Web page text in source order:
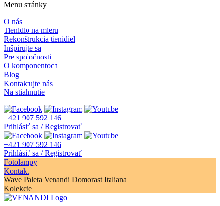
Menu stránky
O nás
Tienidlo na mieru
Rekonštrukcia tienidiel
Inšpirujte sa
Pre spoločnosti
O komponentoch
Blog
Kontaktujte nás
Na stiahnutie
+421 907 592 146
Prihlásiť sa / Registrovať
+421 907 592 146
Prihlásiť sa / Registrovať
Fotolampy
Kontakt
Wave Paleta Venandi Domorast Italiana
Kolekcie